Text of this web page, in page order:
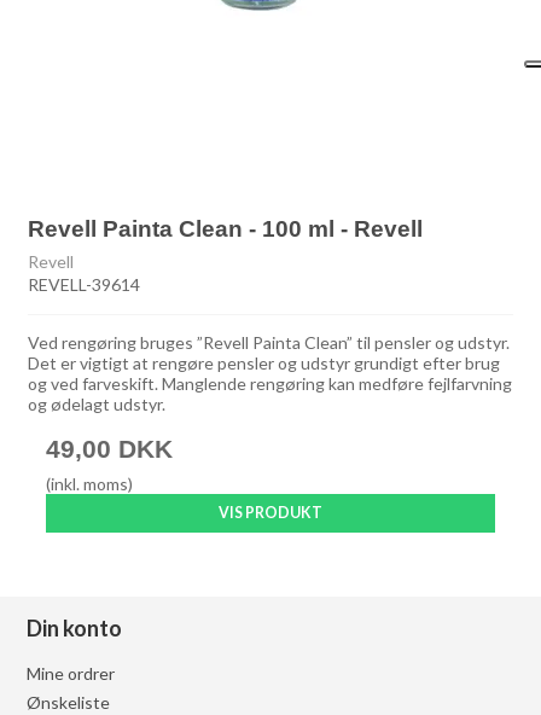
Revell Painta Clean - 100 ml - Revell
Revell
REVELL-39614
Ved rengøring bruges ”Revell Painta Clean” til pensler og udstyr.
Det er vigtigt at rengøre pensler og udstyr grundigt efter brug
og ved farveskift. Manglende rengøring kan medføre fejlfarvning
og ødelagt udstyr.
49,00 DKK
(inkl. moms)
VIS PRODUKT
Din konto
Mine ordrer
Ønskeliste